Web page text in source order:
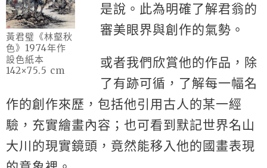
黃君璧《林壑秋
色》1974年作
設色紙本
142×75.5 cm
是說。此為明確了解君翁的
審美眼界與創作的氣勢。
或者我們欣賞他的作品，除
了有跡可循，了解每一幅名
作的創作來歷，包括他引用古人的某一經
驗，充實繪畫內容；也可看到默記世界名山
大川的現實鏡頭，竟然能移入他的國畫表現